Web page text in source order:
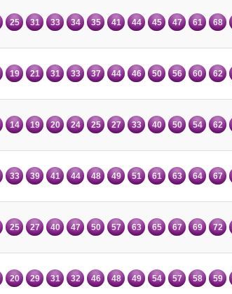
25 31 33 34 35 41 44 45 47 61 68
19 21 31 33 37 44 46 50 56 60 62
14 19 20 24 25 27 33 40 50 54 62
33 39 41 44 48 49 51 61 63 64 67
25 27 40 47 50 57 63 65 67 69 72
20 29 31 32 46 48 49 54 57 58 59